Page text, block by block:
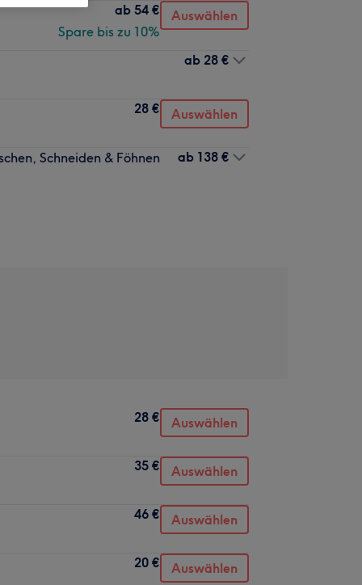
ab 54 €
Spare bis zu 10%
Auswählen
ab 28 €
28 € Auswählen
Schneiden & Föhnen ab 138 €
28 € Auswählen
35 € Auswählen
46 € Auswählen
20 € Auswählen